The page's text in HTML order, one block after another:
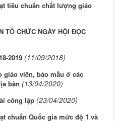
tiêu chuẩn chất lượng giáo
TỔ CHỨC NGÀY HỘI ĐỌC
2019 (11/09/2018)
giáo viên, bảo mẫu ở các
bàn (13/04/2020)
công lập (23/04/2020)
chuẩn Quốc gia mức độ 1 và